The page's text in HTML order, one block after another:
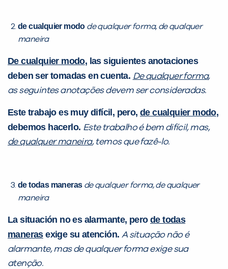
de cualquier modo de qualquer forma, de qualquer
maneira
De cualquier modo, las siguientes anotaciones
deben ser tomadas en cuenta. De qualquer forma,
as seguintes anotações devem ser consideradas.
Este trabajo es muy difícil, pero, de cualquier modo,
debemos hacerlo. Este trabalho é bem difícil, mas,
de qualquer maneira, temos que fazê-lo.
de todas maneras de qualquer forma, de qualquer
maneira
La situación no es alarmante, pero de todas
manerasexige su atención. A situação não é
alarmante, mas de qualquer forma exige sua
atenção.
Sim Não
VOLTAR